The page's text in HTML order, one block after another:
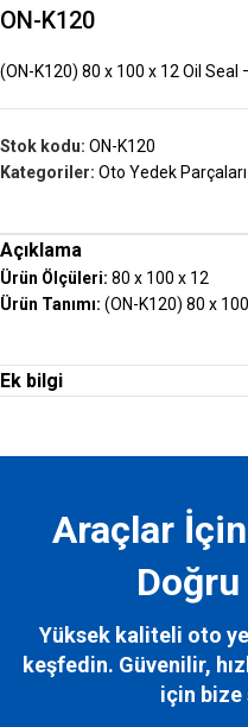
ON-K120
(ON-K120) 80 x 100 x 12 Oil Seal
Stok kodu: ON-K120
Kategoriler: Oto Yedek Parçaları
Açıklama
Ürün Ölçüleri: 80 x 100 x 12
Ürün Tanımı: (ON-K120) 80 x
Ek bilgi
Araçlar
Yüksek kaliteli oto
keşfedin. Güvenilir,
için bize